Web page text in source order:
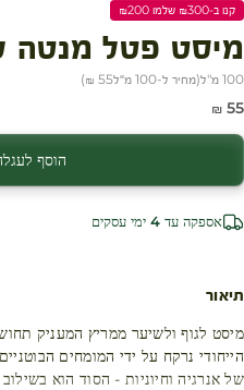
קנו ב-₪300 שלמו ₪200
מיסט פטל מנטה
100 מ"ל (מחיר ל-100 מ״ל 55 ₪
)
מחיר מבצע
55 ₪
הוסף
אספקה עד 4 ימי עסקים
תיאור
מיסט לגוף ולשיער ממריץ המעניק
הייחודי נרקח על ידי המומחים
של אנרגיה וחיוניות - הסוד הוא